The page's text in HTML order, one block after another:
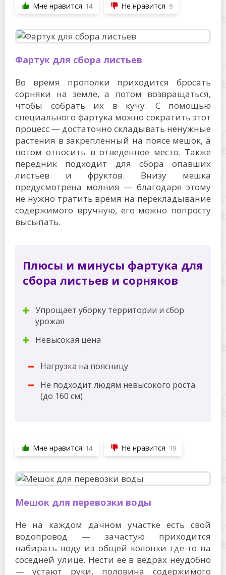
Мне нравится 14 Не нравится 9
Фартук для сбора листьев
Во время прополки приходится бросать
сорняки на земле, а потом возвращаться,
чтобы собрать их в кучу. С помощью
специального фартука можно сократить этот
процесс — достаточно складывать ненужные
растения в закрепленный на поясе мешок, а
потом относить в отведенное место. Также
передник подходит для сбора опавших
листьев и фруктов. Внизу мешка
предусмотрена молния — благодаря этому
не нужно тратить время на перекладывание
содержимого вручную, его можно попросту
высыпать.
Плюсы и минусы фартука для
сбора листьев и сорняков
Упрощает уборку территории и сбор
урожая
Невысокая цена
Нагрузка на поясницу
Не подходит людям невысокого роста
(до 160 см)
Мне нравится 14 Не нравится 19
Мешок для перевозки воды
Не на каждом дачном участке есть свой
водопровод — зачастую приходится
набирать воду из общей колонки где-то на
соседней улице. Нести ее в ведрах неудобно
— устают руки, половина содержимого